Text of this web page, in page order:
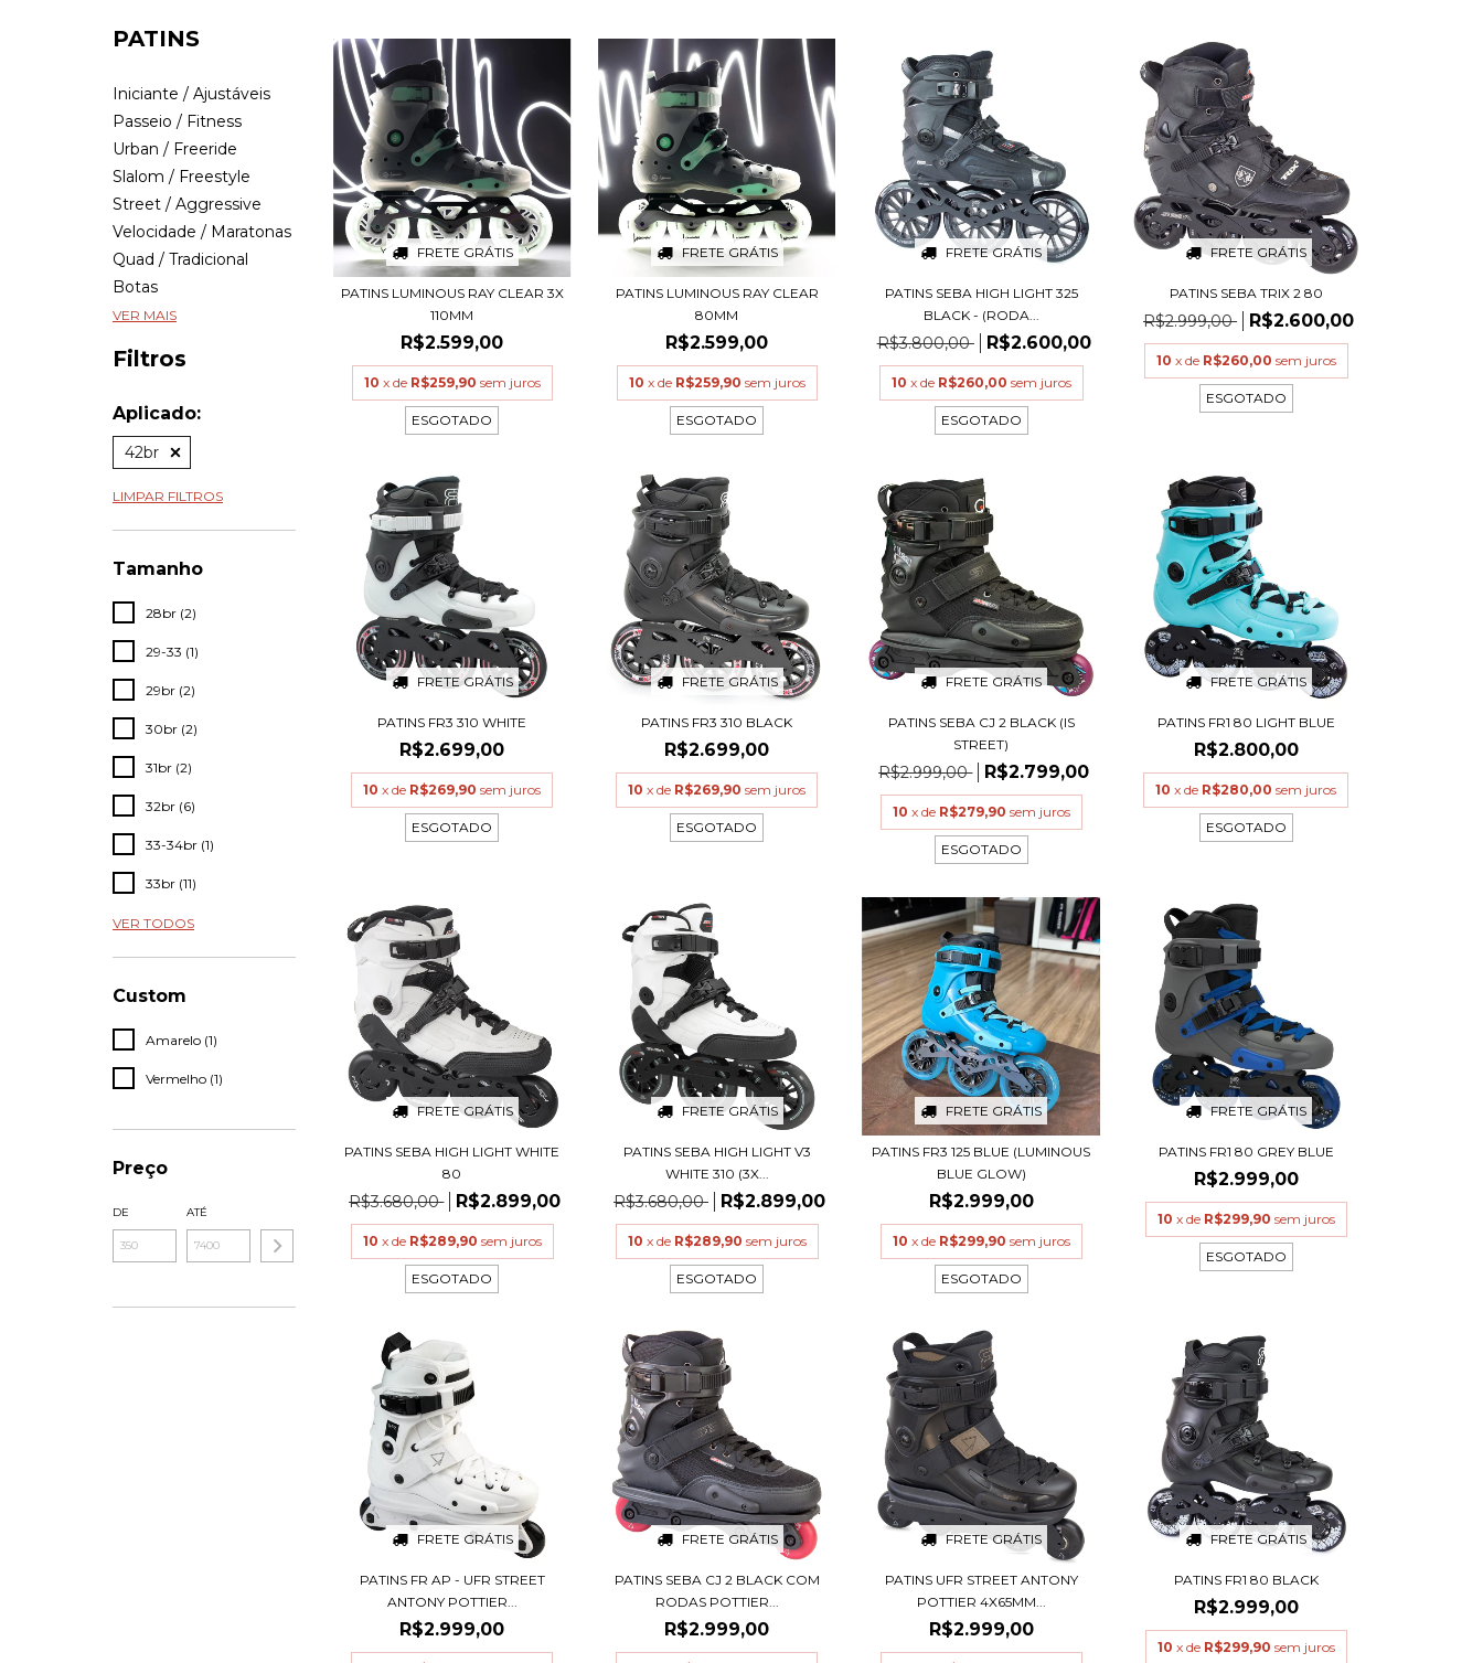
PATINS
Iniciante / Ajustáveis
Passeio / Fitness
Urban / Freeride
Slalom / Freestyle
Street / Aggressive
Velocidade / Maratonas
Quad / Tradicional
Botas
VER MAIS
Filtros
Aplicado:
42br
LIMPAR FILTROS
Tamanho
28br (2)
29-33 (1)
29br (2)
30br (2)
31br (2)
32br (6)
33-34br (1)
33br (11)
VER TODOS
Custom
Amarelo (1)
Vermelho (1)
Preço
DE ATÉ
FRETE GRÁTIS
PATINS LUMINOUS RAY CLEAR 3X
110MM
R$2.599,00
10 x de R$259,90 sem juros
ESGOTADO
FRETE GRÁTIS
PATINS LUMINOUS RAY CLEAR
80MM
R$2.599,00
10 x de R$259,90 sem juros
ESGOTADO
FRETE GRÁTIS
PATINS SEBA HIGH LIGHT 325
BLACK - (RODA...
R$3.800,00 R$2.600,00
10 x de R$260,00 sem juros
ESGOTADO
FRETE GRÁTIS
PATINS SEBA TRIX 2 80
R$2.999,00 R$2.600,00
10 x de R$260,00 sem juros
ESGOTADO
FRETE GRÁTIS
PATINS FR3 310 WHITE
R$2.699,00
10 x de R$269,90 sem juros
ESGOTADO
FRETE GRÁTIS
PATINS FR3 310 BLACK
R$2.699,00
10 x de R$269,90 sem juros
ESGOTADO
FRETE GRÁTIS
PATINS SEBA CJ 2 BLACK (IS
STREET)
R$2.999,00 R$2.799,00
10 x de R$279,90 sem juros
ESGOTADO
FRETE GRÁTIS
PATINS FR1 80 LIGHT BLUE
R$2.800,00
10 x de R$280,00 sem juros
ESGOTADO
FRETE GRÁTIS
PATINS SEBA HIGH LIGHT WHITE
80
R$3.680,00 R$2.899,00
10 x de R$289,90 sem juros
ESGOTADO
FRETE GRÁTIS
PATINS SEBA HIGH LIGHT V3
WHITE 310 (3X...
R$3.680,00 R$2.899,00
10 x de R$289,90 sem juros
ESGOTADO
FRETE GRÁTIS
PATINS FR3 125 BLUE (LUMINOUS
BLUE GLOW)
R$2.999,00
10 x de R$299,90 sem juros
ESGOTADO
FRETE GRÁTIS
PATINS FR1 80 GREY BLUE
R$2.999,00
10 x de R$299,90 sem juros
ESGOTADO
FRETE GRÁTIS
PATINS FR AP - UFR STREET
ANTONY POTTIER...
R$2.999,00
FRETE GRÁTIS
PATINS SEBA CJ 2 BLACK COM
RODAS POTTIER...
R$2.999,00
FRETE GRÁTIS
PATINS UFR STREET ANTONY
POTTIER 4X65MM...
R$2.999,00
FRETE GRÁTIS
PATINS FR1 80 BLACK
R$2.999,00
10 x de R$299,90 sem juros